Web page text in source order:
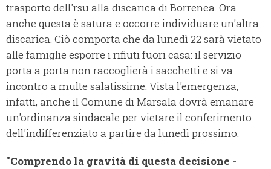
trasporto dell'rsu alla discarica di Borrenea. Ora
anche questa è satura e occorre individuare un'altra
discarica. Ciò comporta che da lunedì 22 sarà vietato
alle famiglie esporre i rifiuti fuori casa: il servizio
porta a porta non raccoglierà i sacchetti e si va
incontro a multe salatissime. Vista l'emergenza,
infatti, anche il Comune di Marsala dovrà emanare
un'ordinanza sindacale per vietare il conferimento
dell'indifferenziato a partire da lunedì prossimo.
"Comprendo la gravità di questa decisione -